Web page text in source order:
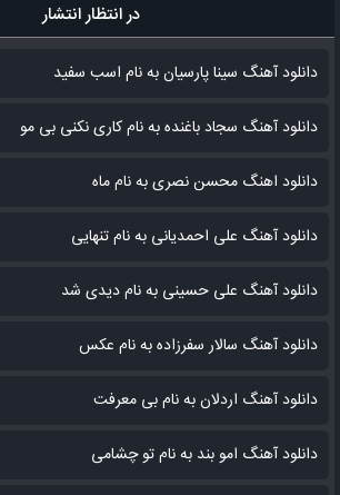
در انتظار انتشار
دانلود آهنگ سینا پارسیان به نام اسب سفید
دانلود آهنگ سجاد باغنده به نام کاری نکنی بی مو
دانلود اهنگ محسن نصری به نام‌ ماه
دانلود آهنگ علی احمدیانی به نام تنهایی
دانلود آهنگ علی حسینی به نام دیدی شد
دانلود آهنگ سالار سفرزاده به نام عکس
دانلود آهنگ اردلان به نام بی معرفت
دانلود آهنگ امو بند به نام تو چشامی